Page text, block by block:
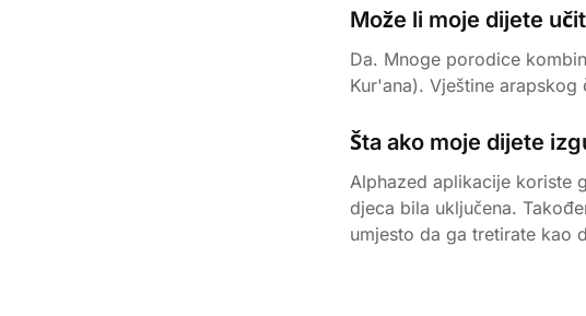
Može li moje dijete
Da. Mnoge porodice
Kur'ana). Vještine
Šta ako moje dijete
Alphazed aplikacije koriste
djeca bila uključena.
umjesto da ga tretirate kao